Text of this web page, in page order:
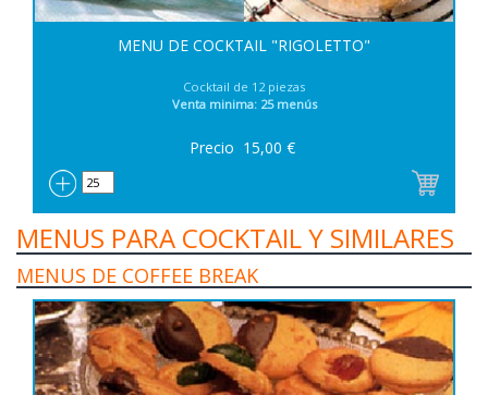
MENU DE COCKTAIL "RIGOLETTO"
Cocktail de 12 piezas
Venta minima: 25 menús
Precio 15,00 €
MENUS PARA COCKTAIL Y SIMILARES
MENUS DE COFFEE BREAK